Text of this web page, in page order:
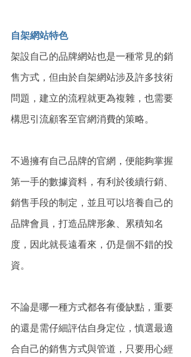
自架網站特色
架設自己的品牌網站也是一種常見的銷
售方式，但由於自架網站涉及許多技術
問題，建立的流程就更為複雜，也需要
構思引流顧客至官網消費的策略。
不過擁有自己品牌的官網，便能夠掌握
第一手的數據資料，有利於後續行銷、
銷售手段的制定，並且可以培養自己的
品牌會員，打造品牌形象、累積知名
度，因此就長遠看來，仍是個不錯的投
資。
不論是哪一種方式都各有優缺點，重要
的還是需仔細評估自身定位，慎選最適
合自己的銷售方式與管道，只要用心經